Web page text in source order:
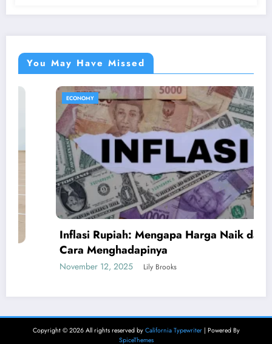
You May Have Missed
Inflasi Rupiah: Mengapa Harga Naik dan
Cara Menghadapinya
November 12, 2025 Lily Brooks
Copyright © 2026 All rights reserved by California Typewriter| Powered By
SpiceThemes